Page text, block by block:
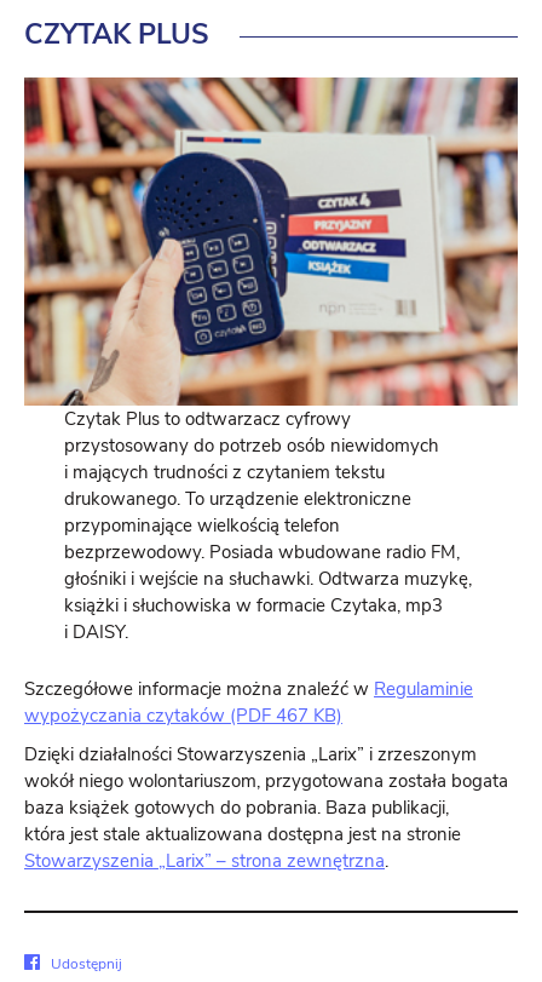
CZYTAKPLUS
Czytak Plus to odtwarzacz cyfrowy
przystosowany do potrzeb osób niewidomych
i mających trudności z czytaniem tekstu
drukowanego. To urządzenie elektroniczne
przypominające wielkością telefon
bezprzewodowy. Posiada wbudowane radio FM,
głośniki i wejście na słuchawki. Odtwarza muzykę,
książki i słuchowiska w formacie Czytaka, mp3
i DAISY.
Szczegółowe informacje można znaleźć w Regulaminie
wypożyczania czytaków (PDF 467 KB)
Dzięki działalności Stowarzyszenia „Larix” i zrzeszonym
wokół niego wolontariuszom, przygotowana została bogata
baza książek gotowych do pobrania. Baza publikacji,
która jest stale aktualizowana dostępna jest na stronie
Stowarzyszenia „Larix” – strona zewnętrzna.
Udostępnij
Udostępnij